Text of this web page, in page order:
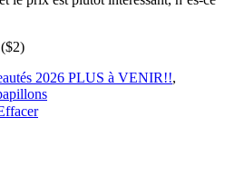
2026 PLUS à VENIR!!,